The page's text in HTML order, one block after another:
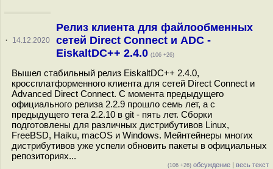
· 14.12.2020
Релиз клиента для файлообменных
сетей Direct Connect и ADC -
EiskaltDC++ 2.4.0 (106 +26)
Вышел стабильный релиз EiskaltDC++ 2.4.0,
кроссплатформенного клиента для сетей Direct Connect и
Advanced Direct Connect. С момента предыдущего
официального релиза 2.2.9 прошло семь лет, а с
предыдущего тега 2.2.10 в git - пять лет. Сборки
подготовлены для различных дистрибутивов Linux,
FreeBSD, Haiku, macOS и Windows. Мейнтейнеры многих
дистрибутивов уже успели обновить пакеты в официальных
репозиториях...
(106 +26) обсуждение | весь текст